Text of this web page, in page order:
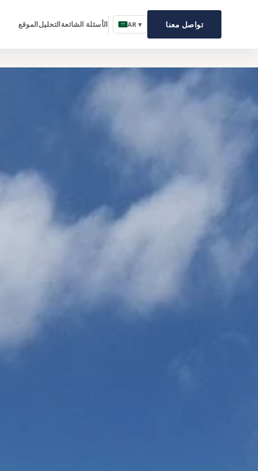
الموقعالتحليلالأسئلة الشائعة AR ▾ تواصل معنا